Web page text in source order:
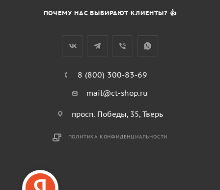
ПОЧЕМУ НАС ВЫБИРАЮТ КЛИЕНТЫ? 👍
8 (800) 300-83-69
mail@ct-shop.ru
просп. Победы, 35, Тверь
ПОЛИТИКА КОНФИДЕНЦИАЛЬНОСТИ